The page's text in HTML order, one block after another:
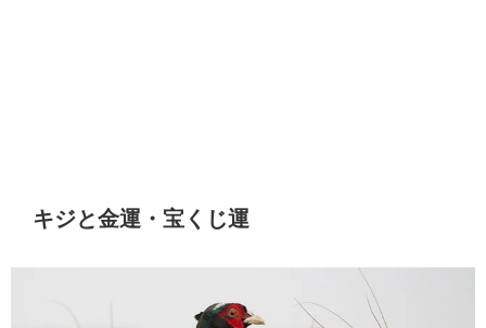
キジと金運・宝くじ運